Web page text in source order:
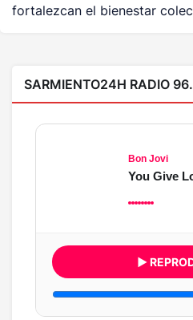
fortalezcan el bienestar
SARMIENTO24H RADIO
Bon Jovi
You Give
▶